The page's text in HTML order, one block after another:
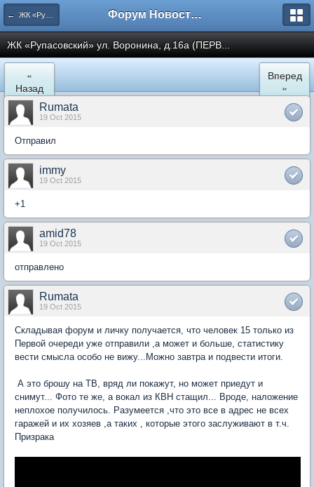
← ЖК «Рупасовский» Форум Новостройки
ЖК «Рупасовский» ул. Воронина, д.16а (ПЕРВ...
«
Назад
Вперед
»
Rumata
19 Oct 2015
Отправил
immy
19 Oct 2015
+1
amid78
19 Oct 2015
отправлено
Rumata
19 Oct 2015
Складывая форум и личку получается, что человек 15 только из
Первой очереди уже отправили ,а может и больше, статистику
вести смысла особо не вижу...Можно завтра и подвести итоги.
А это брошу на ТВ, вряд ли покажут, но может приедут и
снимут... Фото те же, а вокал из КВН стащил... Вроде, наложение
неплохое получилось. Разумеется ,что это все в адрес не всех
гаражей и их хозяев ,а таких , которые этого заслуживают в т.ч.
Призрака